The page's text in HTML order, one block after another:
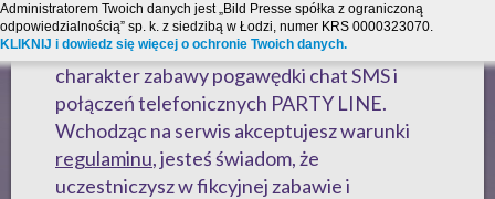
Administratorem Twoich danych jest „Bild Presse spółka z ograniczoną
odpowiedzialnością” sp. k. z siedzibą w Łodzi, numer KRS 0000323070.
KLIKNIJ i dowiedz się więcej o ochronie Twoich danych.
erotycznym i jest przeznaczona dla osób,
które ukończyły 18 lat! Powyższy serwis ma
charakter zabawy pogawędki chat SMS i
połączeń telefonicznych PARTY LINE.
Wchodząc na serwis akceptujesz warunki
regulaminu, jesteś świadom, że
uczestniczysz w fikcyjnej zabawie i